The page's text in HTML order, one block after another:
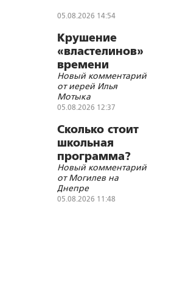
05.08.2026 14:54
Крушение
«властелинов»
времени
Новый комментарий
от иерей Илья
Мотыка
05.08.2026 12:37
Сколько стоит
школьная
программа?
Новый комментарий
от Могилев на
Днепре
05.08.2026 11:48